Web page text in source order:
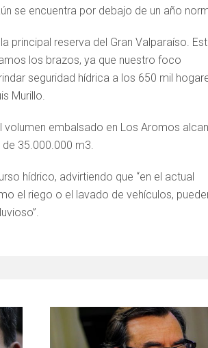
se encuentra por debajo de un año
principal reserva del Gran Valparaíso.
los brazos, ya que nuestro foco
seguridad hídrica a los 650 mil
Murillo.
embalsado en Los Aromos
35.000.000 m3.
hídrico, advirtiendo que “en el actual
el riego o el lavado de vehículos,